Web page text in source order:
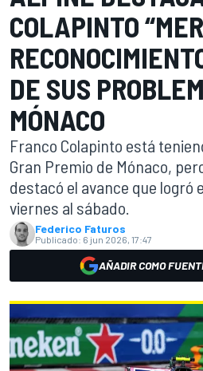
COLAPINTO
DE SUS
MÓNACO
Franco Colapinto está
Gran Premio de Mónaco,
destacó el avance que logró
viernes al sábado.
Federico Faturos
Publicado: 6 jun 2026, 17:47
AÑADIR COMO